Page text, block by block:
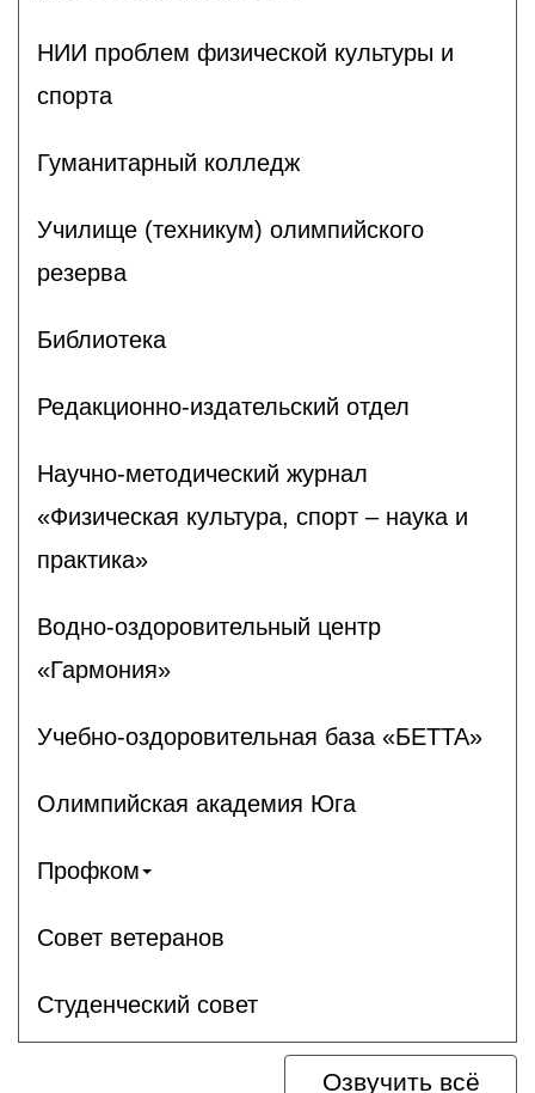
НИИ проблем физической культуры и
спорта
Гуманитарный колледж
Училище (техникум) олимпийского
резерва
Библиотека
Редакционно-издательский отдел
Научно-методический журнал
«Физическая культура, спорт – наука и
практика»
Водно-оздоровительный центр
«Гармония»
Учебно-оздоровительная база «БЕТТА»
Олимпийская академия Юга
Профком
Совет ветеранов
Студенческий совет
Озвучить всё